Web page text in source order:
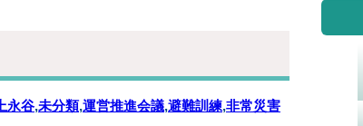
上永谷,未分類,運営推進会議,避難訓練,非常災害